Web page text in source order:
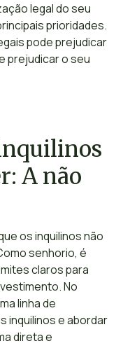
legal do seu
prioridades.
pode prejudicar
prejudicar o seu
A não
os inquilinos não
senhorio, é
claros para
No
linha de
inquilinos e abordar
direta e